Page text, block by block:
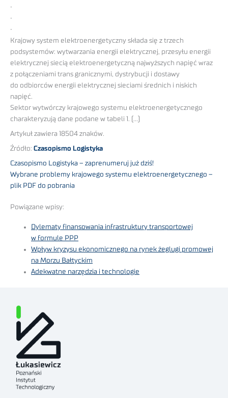
•
•
•
Krajowy system elektroenergetyczny składa się z trzech
podsystemów: wytwarzania energii elektrycznej, przesyłu energii
elektrycznej siecią elektroenergetyczną najwyższych napięć wraz
z połączeniami trans granicznymi, dystrybucji i dostawy
do odbiorców energii elektrycznej sieciami średnich i niskich
napięć.
Sektor wytwórczy krajowego systemu elektroenergetycznego
charakteryzują dane podane w tabeli 1. (…)
Artykuł zawiera 18504 znaków.
Źródło: Czasopismo Logistyka
Czasopismo Logistyka – zaprenumeruj już dziś!
Wybrane problemy krajowego systemu elektroenergetycznego –
plik PDF do pobrania
Powiązane wpisy:
Dylematy finansowania infrastruktury transportowej
w formule PPP
Wpływ kryzysu ekonomicznego na rynek żeglugi promowej
na Morzu Bałtyckim
Adekwatne narzędzia i technologie